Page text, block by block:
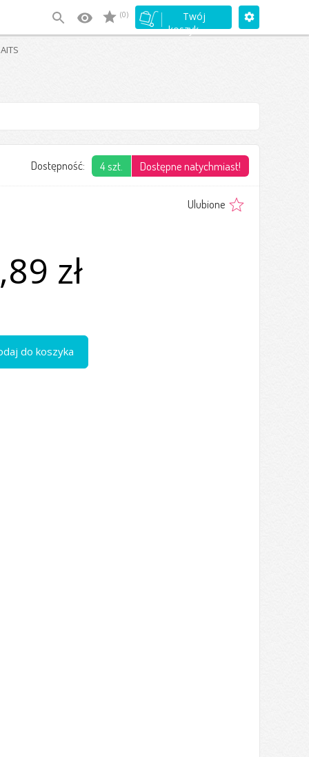
(0)
Twój
koszyk
Dostępność: 4 szt. Dostępne natychmiast!
Ulubione
zł
do koszyka